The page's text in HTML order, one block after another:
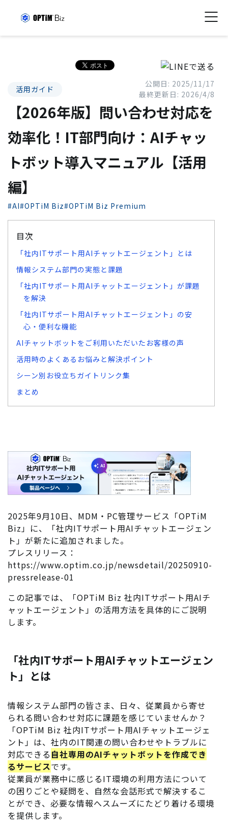
活用ガイド
公開日: 2025/11/17
最終更新日: 2026/4/8
【2026年版】問い合わせ対応を
効率化！IT部門向け：AIチャッ
トボット導入マニュアル【活用
編】
#AI#OPTiM Biz#OPTiM Biz Premium
目次
「社内ITサポート用AIチャットエージェント」とは
情報システム部門の実態と課題
「社内ITサポート用AIチャットエージェント」が課題
を解決
「社内ITサポート用AIチャットエージェント」の安
心・便利な機能
AIチャットボットをご利用いただいたお客様の声
活用時のよくあるお悩みと解決ポイント
シーン別お役立ちガイトリンク集
まとめ
2025年9月10日、MDM・PC管理サービス「OPTiM
Biz」に、「社内ITサポート用AIチャットエージェン
ト」が新たに追加されました。
プレスリリース：
https://www.optim.co.jp/newsdetail/20250910-
pressrelease-01
この記事では、「OPTiM Biz 社内ITサポート用AIチ
ャットエージェント」の活用方法を具体的にご説明
します。
「社内ITサポート用AIチャットエージェン
ト」とは
情報システム部門の皆さま、日々、従業員から寄せ
られる問い合わせ対応に課題を感じていませんか？
「OPTiM Biz 社内ITサポート用AIチャットエージェ
ント」は、社内のIT関連の問い合わせやトラブルに
対応できる 自社専用のAIチャットボットを作成でき
るサービスです。
従業員が業務中に感じるIT環境の利用方法について
の困りごとや疑問を、自然な会話形式で解決するこ
とができ、必要な情報へスムーズにたどり着ける環境
を提供します。